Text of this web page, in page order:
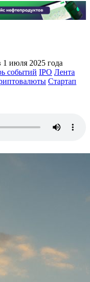
1 июля 2025 года
событий IPO Лента
Стартап